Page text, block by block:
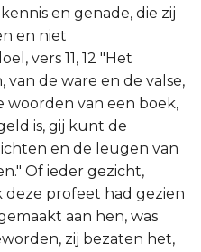
en genade, die zij
en niet
vers 11, 12 "Het
de ware en de valse,
woorden van een boek,
is, gij kunt de
en de leugen van
Of ieder gezicht,
profeet had gezien
aan hen, was
zij bezaten het,